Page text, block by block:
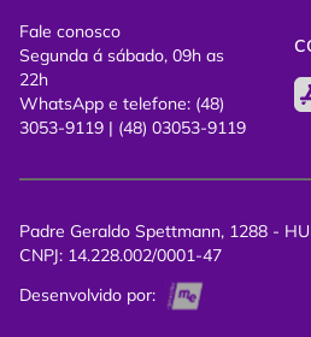
Fale conosco
Segunda á sábado, 09h as
22h
WhatsApp e telefone: (48)
3053-9119 | (48) 03053-9119
Desenvolvido por:
Padre Geraldo Spettmann, 1288 -
CNPJ: 14.228.002/0001-47